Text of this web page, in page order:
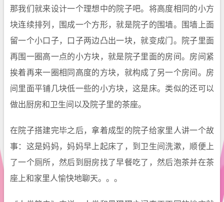
那我们就来设计一个理想中的院子吧。将高度相同的小方
块连续排列，围成一个方形，就是院子的围墙。围墙上面
留一个小口子，口子两边凸出一块，就变成门。院子里面
再围一圈高一点的小方块，就是院子里面的房间。房间紧
挨着再来一圈相同高度的方块，就构成了另一个房间。房
间里面平铺几块低一些的小方块，这是床。类似的还可以
做出厨房和卫生间以及院子里的茶座。
在院子搭建完毕之后，拿着成型的院子给家里人讲一个故
事：这是妈妈，妈妈早上起床了，到卫生间洗漱，顺便上
了一个厕所，然后到厨房找了早餐吃了，然后泡茶并在茶
座上和家里人愉快地聊天。。。